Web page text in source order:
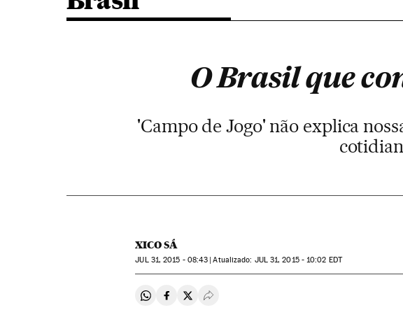
O Brasil que
'Campo de Jogo' não explica
XICO SÁ
JUL31, 2015 - 08:43 atualizado: JUL31, 2015 - 10:02 EDT
Compartir en Whatsapp
Compartir en Facebook
Compartir en Twitter
Desplegar Redes Sociales